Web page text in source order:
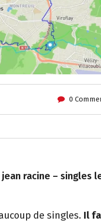
0
racine – singles
de singles. Il